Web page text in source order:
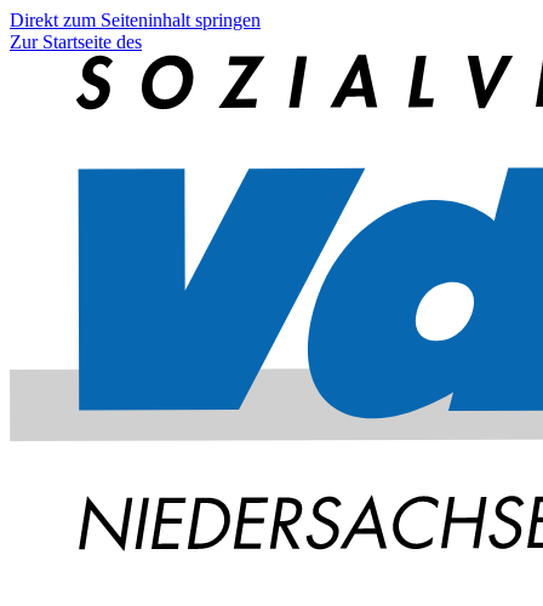
Direkt zum Seiteninhalt springen
Zur Startseite des